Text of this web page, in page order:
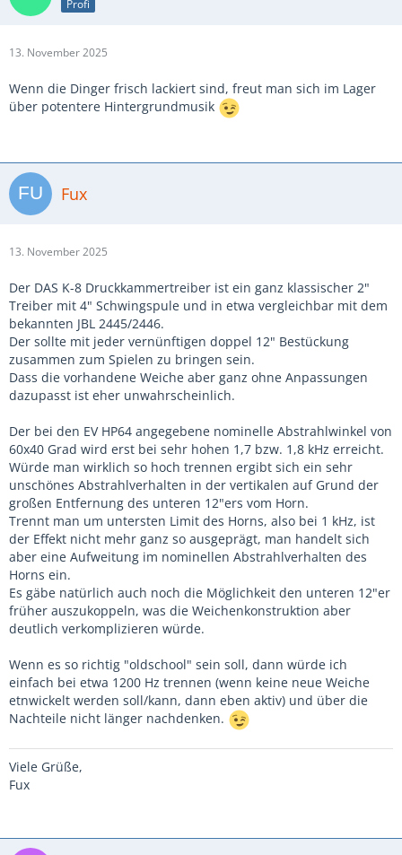
Profi
13. November 2025
Wenn die Dinger frisch lackiert sind, freut man sich im Lager
über potentere Hintergrundmusik
Fux
13. November 2025
Der DAS K-8 Druckkammertreiber ist ein ganz klassischer 2"
Treiber mit 4" Schwingspule und in etwa vergleichbar mit dem
bekannten JBL 2445/2446.
Der sollte mit jeder vernünftigen doppel 12" Bestückung
zusammen zum Spielen zu bringen sein.
Dass die vorhandene Weiche aber ganz ohne Anpassungen
dazupasst ist eher unwahrscheinlich.
Der bei den EV HP64 angegebene nominelle Abstrahlwinkel von
60x40 Grad wird erst bei sehr hohen 1,7 bzw. 1,8 kHz erreicht.
Würde man wirklich so hoch trennen ergibt sich ein sehr
unschönes Abstrahlverhalten in der vertikalen auf Grund der
großen Entfernung des unteren 12"ers vom Horn.
Trennt man um untersten Limit des Horns, also bei 1 kHz, ist
der Effekt nicht mehr ganz so ausgeprägt, man handelt sich
aber eine Aufweitung im nominellen Abstrahlverhalten des
Horns ein.
Es gäbe natürlich auch noch die Möglichkeit den unteren 12"er
früher auszukoppeln, was die Weichenkonstruktion aber
deutlich verkomplizieren würde.
Wenn es so richtig "oldschool" sein soll, dann würde ich
einfach bei etwa 1200 Hz trennen (wenn keine neue Weiche
etnwickelt werden soll/kann, dann eben aktiv) und über die
Nachteile nicht länger nachdenken.
Viele Grüße,
Fux